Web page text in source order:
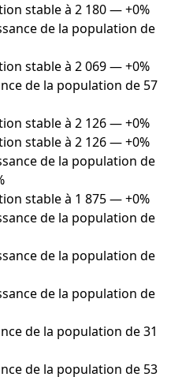
stable à 2 180 — +0%
de la population de
stable à 2 069 — +0%
de la population de 57
stable à 2 126 — +0%
stable à 2 126 — +0%
de la population de
stable à 1 875 — +0%
de la population de
de la population de
de la population de
de la population de 31
de la population de 53